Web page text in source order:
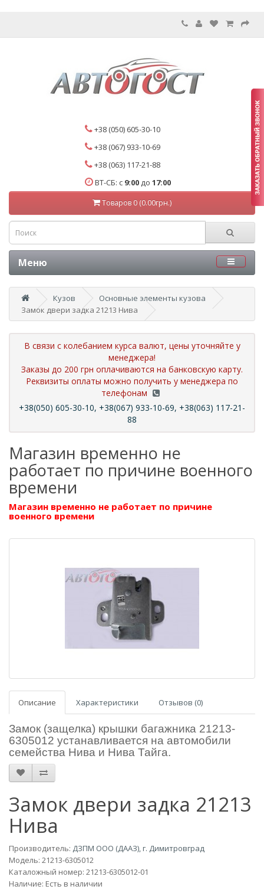
+38 (050) 605-30-10
+38 (067) 933-10-69
+38 (063) 117-21-88
ВТ-СБ: с 9:00 до 17:00
Товаров 0 (0.00грн.)
Меню
Кузов
Основные элементы кузова
Замок двери задка 21213 Нива
В связи с колебанием курса валют, цены уточняйте у
менеджера!
Заказы до 200 грн оплачиваются на банковскую карту.
Реквизиты оплаты можно получить у менеджера по
телефонам
+38(050) 605-30-10, +38(067) 933-10-69, +38(063) 117-21-
88
Магазин временно не
работает по причине военного
времени
Магазин временно не работает по причине
военного времени
Описание Характеристики Отзывов (0)
Замок (защелка) крышки багажника 21213-
6305012 устанавливается на автомобили
семейства Нива и Нива Тайга.
Замок двери задка 21213
Нива
Производитель: ДЗПМ ООО (ДААЗ), г. Димитровград
Модель: 21213-6305012
Каталожный номер: 21213-6305012-01
Наличие: Есть в наличии